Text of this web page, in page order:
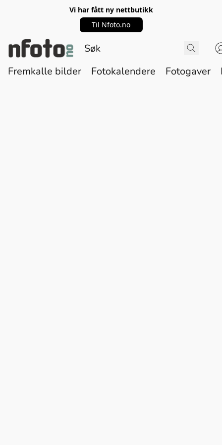
Vi har fått ny nettbutikk
Til Nfoto.no
Fremkalle bilder Fotokalendere Fotogaver